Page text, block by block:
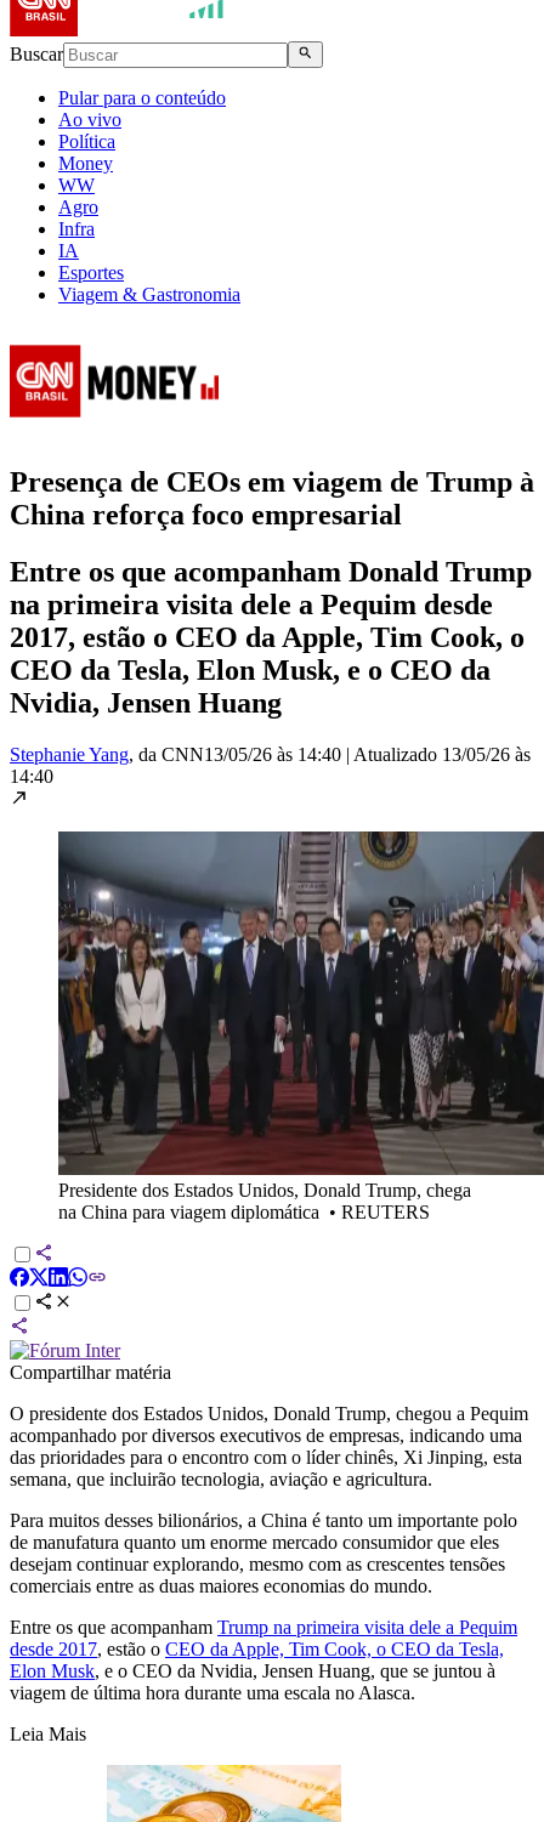
Buscar
Pular para o conteúdo
Ao vivo
Política
Money
WW
Agro
Infra
IA
Esportes
Viagem & Gastronomia
Presença de CEOs em viagem de Trump à
China reforça foco empresarial
Entre os que acompanham Donald Trump
na primeira visita dele a Pequim desde
2017, estão o CEO da Apple, Tim Cook, o
CEO da Tesla, Elon Musk, e o CEO da
Nvidia, Jensen Huang
Stephanie Yang, da CNN13/05/26 às 14:40 | Atualizado 13/05/26 às
14:40
Presidente dos Estados Unidos, Donald Trump, chega
na China para viagem diplomática • REUTERS
Compartilhar matéria
O presidente dos Estados Unidos, Donald Trump, chegou a Pequim
acompanhado por diversos executivos de empresas, indicando uma
das prioridades para o encontro com o líder chinês, Xi Jinping, esta
semana, que incluirão tecnologia, aviação e agricultura.
Para muitos desses bilionários, a China é tanto um importante polo
de manufatura quanto um enorme mercado consumidor que eles
desejam continuar explorando, mesmo com as crescentes tensões
comerciais entre as duas maiores economias do mundo.
Entre os que acompanham Trump na primeira visita dele a Pequim
desde 2017, estão o CEO da Apple, Tim Cook, o CEO da Tesla,
Elon Musk, e o CEO da Nvidia, Jensen Huang, que se juntou à
viagem de última hora durante uma escala no Alasca.
Leia Mais